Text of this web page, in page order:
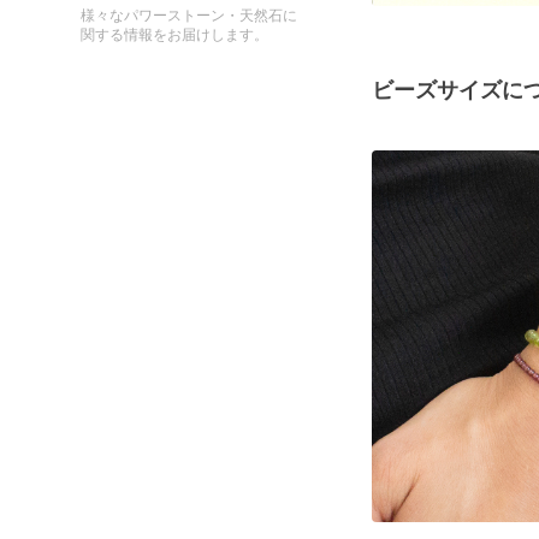
様々なパワーストーン・天然石に
関する情報をお届けします。
ビーズサイズに